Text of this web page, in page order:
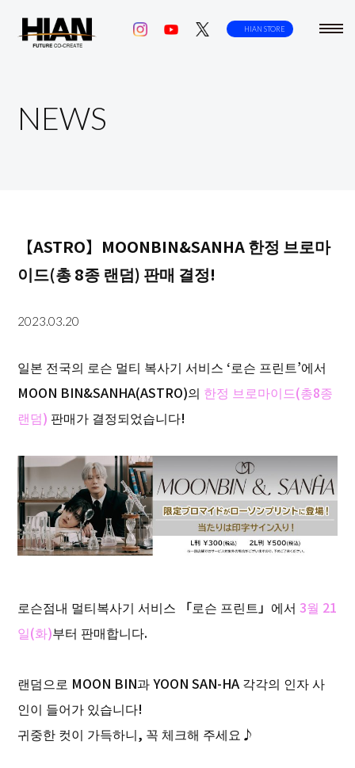
HIAN STORE
NEWS
【ASTRO】MOONBIN&SANHA 한정 브로마
이드(총 8종 랜덤) 판매 결정!
2023.03.20
일본 전국의 로슨 멀티 복사기 서비스 ‘로슨 프린트’에서
MOON BIN&SANHA(ASTRO)의 한정 브로마이드(총8종
랜덤) 판매가 결정되었습니다!
로슨점내 멀티복사기 서비스 「로슨 프린트」에서3월 21
일(화)부터 판매합니다.
랜덤으로 MOON BIN과 YOON SAN-HA 각각의 인자 사
인이 들어가 있습니다!
귀중한 컷이 가득하니, 꼭 체크해 주세요♪